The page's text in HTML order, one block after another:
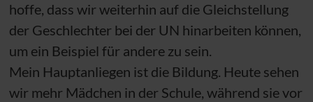
hoffe, dass wir weiterhin auf die Gleichstellung
der Geschlechter bei der UN hinarbeiten können,
um ein Beispiel für andere zu sein.
Mein Hauptanliegen ist die Bildung. Heute sehen
wir mehr Mädchen in der Schule, während sie vor